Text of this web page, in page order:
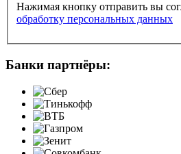
Нажимая кнопку отправить вы
обработку персональных данных
Банки партнёры: